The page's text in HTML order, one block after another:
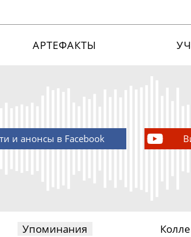
АРТЕФАКТЫ
и анонсы в Facebook
Упоминания